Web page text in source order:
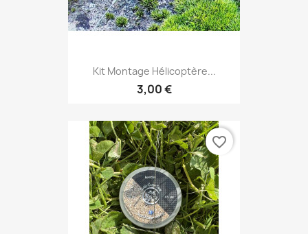
Kit Montage Hélicoptère...
3,00 €
favorite_border